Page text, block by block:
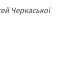
Черкаської